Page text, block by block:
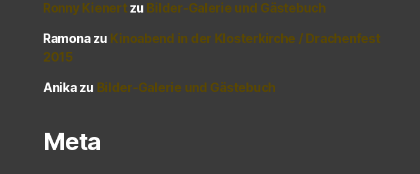
Ronny Kienertzu Bilder-Galerie und Gästebuch
Ramonazu Kinoabend in der Klosterkirche / Drachenfest
2015
Anikazu Bilder-Galerie und Gästebuch
Meta